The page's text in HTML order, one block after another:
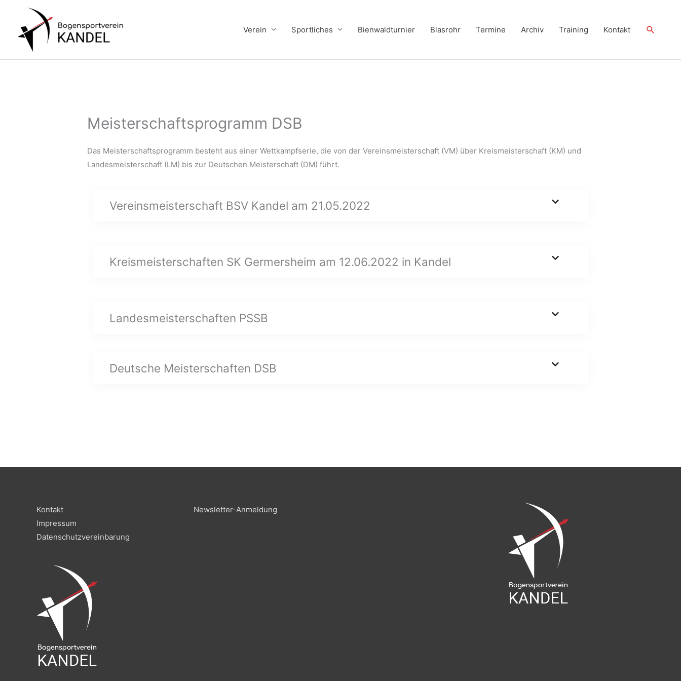
springen
Verein Sportliches Bienwaldturnier Blasrohr Termine Archiv Training Kontakt Suchen
Meisterschaftsprogramm DSB
Das Meisterschaftsprogramm besteht aus einer Wettkampfserie, die von der Vereinsmeisterschaft (VM) über Kreismeisterschaft (KM) und
Landesmeisterschaft (LM) bis zur Deutschen Meisterschaft (DM) führt.
Vereinsmeisterschaft BSV Kandel am 21.05.2022
Kreismeisterschaften SK Germersheim am 12.06.2022 in Kandel
Landesmeisterschaften PSSB
Deutsche Meisterschaften DSB
Kontakt
Impressum
Datenschutzvereinbarung
Newsletter-Anmeldung